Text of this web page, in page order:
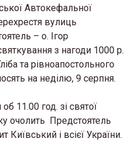
Автокефальної
вулиць
– о. Ігор
з нагоди 1000 р.
та рівноапостольного
на неділю, 9 серпня.
11.00 год. зі святої
очолить Предстоятель
і всієї України.